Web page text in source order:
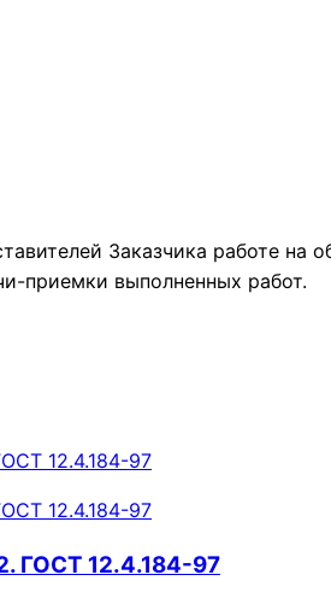
Заказчика работе на
приемки выполненных работ.
ГОСТ 12.4.184-97